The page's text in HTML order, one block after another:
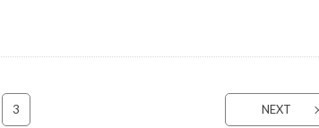
3 NEXT